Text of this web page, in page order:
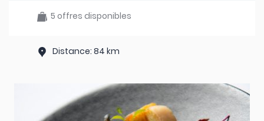
5 offres disponibles
Distance: 84 km